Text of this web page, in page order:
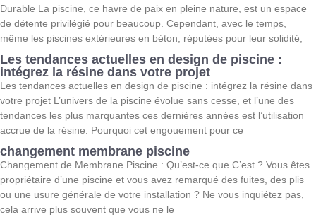
Durable La piscine, ce havre de paix en pleine nature, est un espace
de détente privilégié pour beaucoup. Cependant, avec le temps,
même les piscines extérieures en béton, réputées pour leur solidité,
Les tendances actuelles en design de piscine :
intégrez la résine dans votre projet
Les tendances actuelles en design de piscine : intégrez la résine dans
votre projet L’univers de la piscine évolue sans cesse, et l’une des
tendances les plus marquantes ces dernières années est l’utilisation
accrue de la résine. Pourquoi cet engouement pour ce
changement membrane piscine
Changement de Membrane Piscine : Qu’est-ce que C’est ? Vous êtes
propriétaire d’une piscine et vous avez remarqué des fuites, des plis
ou une usure générale de votre installation ? Ne vous inquiétez pas,
cela arrive plus souvent que vous ne le